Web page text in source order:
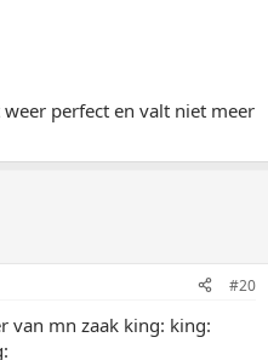
perfect en valt niet meer
#20
van mn zaak king: king: